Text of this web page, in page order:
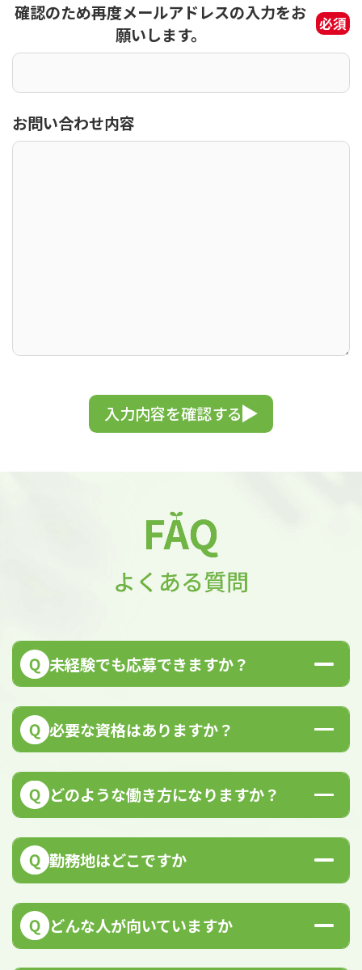
確認のため再度メールアドレスの入力をお
願いします。
必須
お問い合わせ内容
入力内容を確認する
未経験でも応募できますか？
はい、未経験の方でもご応募いただけます。
入社後は先輩社員のサポートやOJT研修を通
じて、業務を一から学べる環境を整えていま
ません。
必要な資格はありますか？
入社時には特に必須資格はありません。ただ
し、フォークリフト・車両系建設機械・玉掛
な資格は、取得に向けてサポートしていきま
す。
どのような働き方になりますか？
３交代シフトによる勤務です。工場は月曜日
から土曜日までの24時間稼働で、原則日曜日
勤務地はどこですか
主な勤務地は、愛媛県西条市にあるブラック
バークペレット工場です。地域の森林資源を
活用した再生可能エネルギーづくりに携わる
どんな人が向いていますか
新しいことにチャレンジしたい人、環境や地